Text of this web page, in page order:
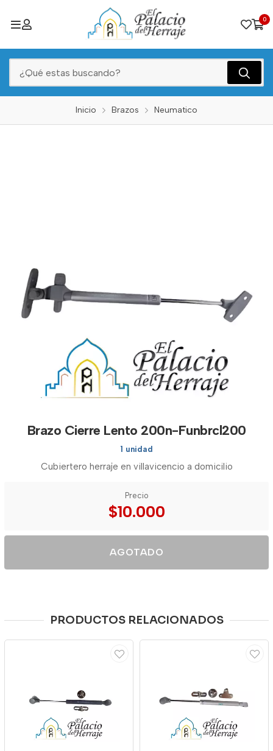
0
Inicio Brazos Neumatico
Brazo Cierre Lento 200n-Funbrcl200
1 unidad
Cubiertero herraje en villavicencio a domicilio
Precio
$10.000
AGOTADO
PRODUCTOS RELACIONADOS